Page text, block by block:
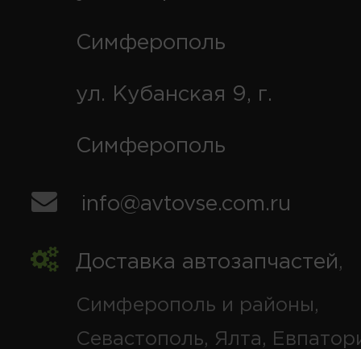
Симферополь
ул. Кубанская 9, г.
Симферополь
info@avtovse.com.ru
Доставка автозапчастей,
Симферополь и районы,
Севастополь, Ялта,